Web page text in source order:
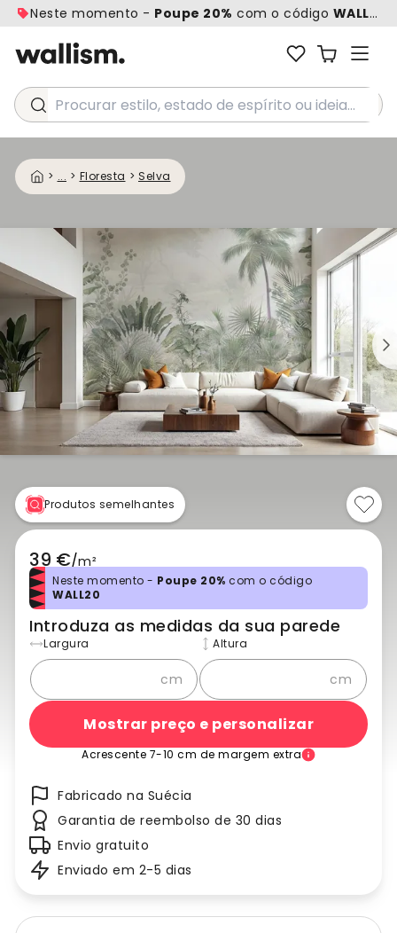
Neste momento - Poupe 20% com o código WALL20
Procurar estilo, estado de espírito ou ideia...
> ... > Floresta > Selva
Produtos semelhantes
39 €/m²
Neste momento - Poupe 20% com o código
WALL20
Introduza as medidas da sua parede
Largura
cm
Altura
cm
Mostrar preço e personalizar
Acrescente 7-10 cm de margem extra
Fabricado na Suécia
Garantia de reembolso de 30 dias
Envio gratuito
Enviado em 2-5 dias